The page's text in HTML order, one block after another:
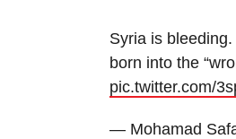
Syria is
born into the
pic.twitter.com/
— Mohamad